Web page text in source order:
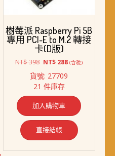
樹莓派 Raspberry Pi 5B
專用 PCI-E to M.2 轉接
卡(D版)
NT$398 原
價
格：
NT$ 398。
NT$ 288目
NT$ 288。
(含稅)
貨號: 27709
21 件庫存
加入購物車
直接結帳